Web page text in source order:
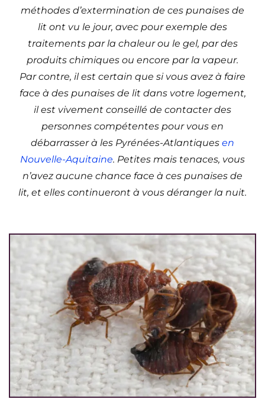
méthodes d’extermination de ces punaises de
lit ont vu le jour, avec pour exemple des
traitements par la chaleur ou le gel, par des
produits chimiques ou encore par la vapeur.
Par contre, il est certain que si vous avez à faire
face à des punaises de lit dans votre logement,
il est vivement conseillé de contacter des
personnes compétentes pour vous en
débarrasser à les Pyrénées-Atlantiques en
Nouvelle-Aquitaine. Petites mais tenaces, vous
n’avez aucune chance face à ces punaises de
lit, et elles continueront à vous déranger la nuit.